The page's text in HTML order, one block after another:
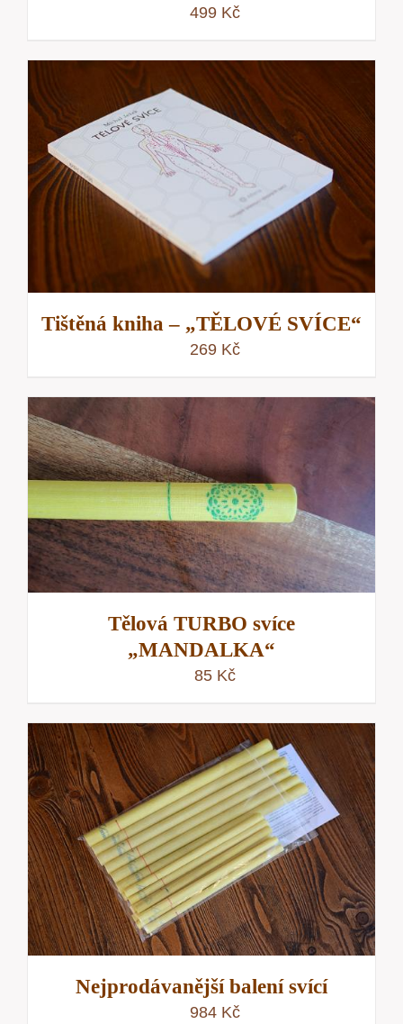
499 Kč
Tištěná kniha – „TĚLOVÉ SVÍCE“
269 Kč
Tělová TURBO svíce
„MANDALKA“
85 Kč
Nejprodávanější balení svící
984 Kč